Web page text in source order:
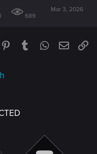
1 689
Mar 3, 2026
PinterestTumblrWhatsApp
Email